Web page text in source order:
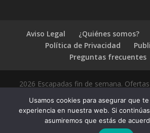
Aviso Legal ¿Quiénes somos?
Política de Privacidad
Preguntas frecuentes
2026 Escapadas fin de semana.
Usamos cookies para asegurar que
experiencia en nuestra web. Si
asumiremos que estás de